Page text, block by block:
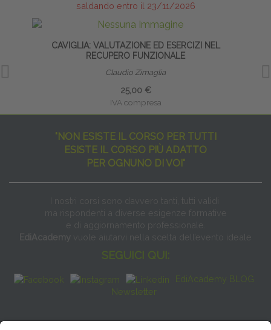
saldando entro il 23/11/2026
CAVIGLIA: VALUTAZIONE ED ESERCIZI NEL
RECUPERO FUNZIONALE
Claudio Zimaglia
25,00 €
IVA compresa
"NON ESISTE IL CORSO PER TUTTI
ESISTE IL CORSO PIÙ ADATTO
PER OGNUNO DI VOI"
I nostri corsi sono davvero tanti, tutti validi
ma rispondenti a diverse esigenze formative
e di aggiornamento professionale.
EdiAcademy vuole aiutarvi nella scelta dell’evento ideale
SEGUICI QUI:
EdiAcademy BLOG
Newsletter